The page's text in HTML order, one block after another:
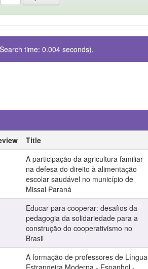
time: 0.004 seconds).
Title
A participação da agricultura familiar
na defesa do direito à alimentação
escolar saudável no município de
Missal Paraná
Educar para cooperar: desafios da
pedagogia da solidariedade para a
construção do cooperativismo no
Brasil
A formação de professores de Língua
Estrangeira Moderna - Espanhol -